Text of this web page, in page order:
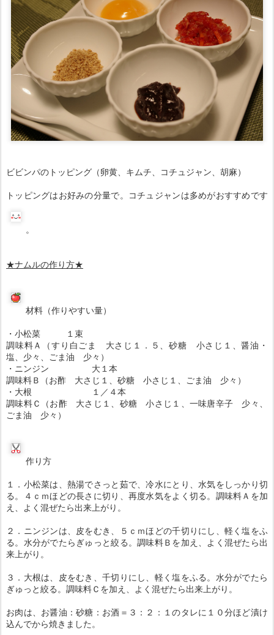
ビビンパのトッピング（卵黄、キムチ、コチュジャン、胡麻）
トッピングはお好みの分量で。コチュジャンは多めがおすすめです
。
★ナムルの作り方★
材料（作りやすい量）
・小松菜 １束
調味料Ａ（すり白ごま 大さじ１．５、砂糖 小さじ１、醤油・
塩、少々、ごま油 少々）
・ニンジン 大１本
調味料Ｂ（お酢 大さじ１、砂糖 小さじ１、ごま油 少々）
・大根 １／４本
調味料Ｃ（お酢 大さじ１、砂糖 小さじ１、一味唐辛子 少々、
ごま油 少々）
作り方
１．小松菜は、熱湯でさっと茹で、冷水にとり、水気をしっかり切
る。４ｃｍほどの長さに切り、再度水気をよく切る。調味料Ａを加
え、よく混ぜたら出来上がり。
２．ニンジンは、皮をむき、５ｃｍほどの千切りにし、軽く塩をふ
る。水分がでたらぎゅっと絞る。調味料Ｂを加え、よく混ぜたら出
来上がり。
３．大根は、皮をむき、千切りにし、軽く塩をふる。水分がでたら
ぎゅっと絞る。調味料Ｃを加え、よく混ぜたら出来上がり。
お肉は、お醤油：砂糖：お酒＝３：２：１のタレに１０分ほど漬け
込んでから焼きました。